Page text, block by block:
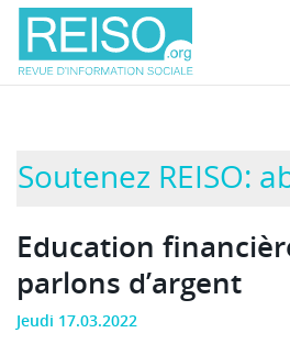
Soutenez REISO:
Education
parlons d’argent
Jeudi 17.03.2022